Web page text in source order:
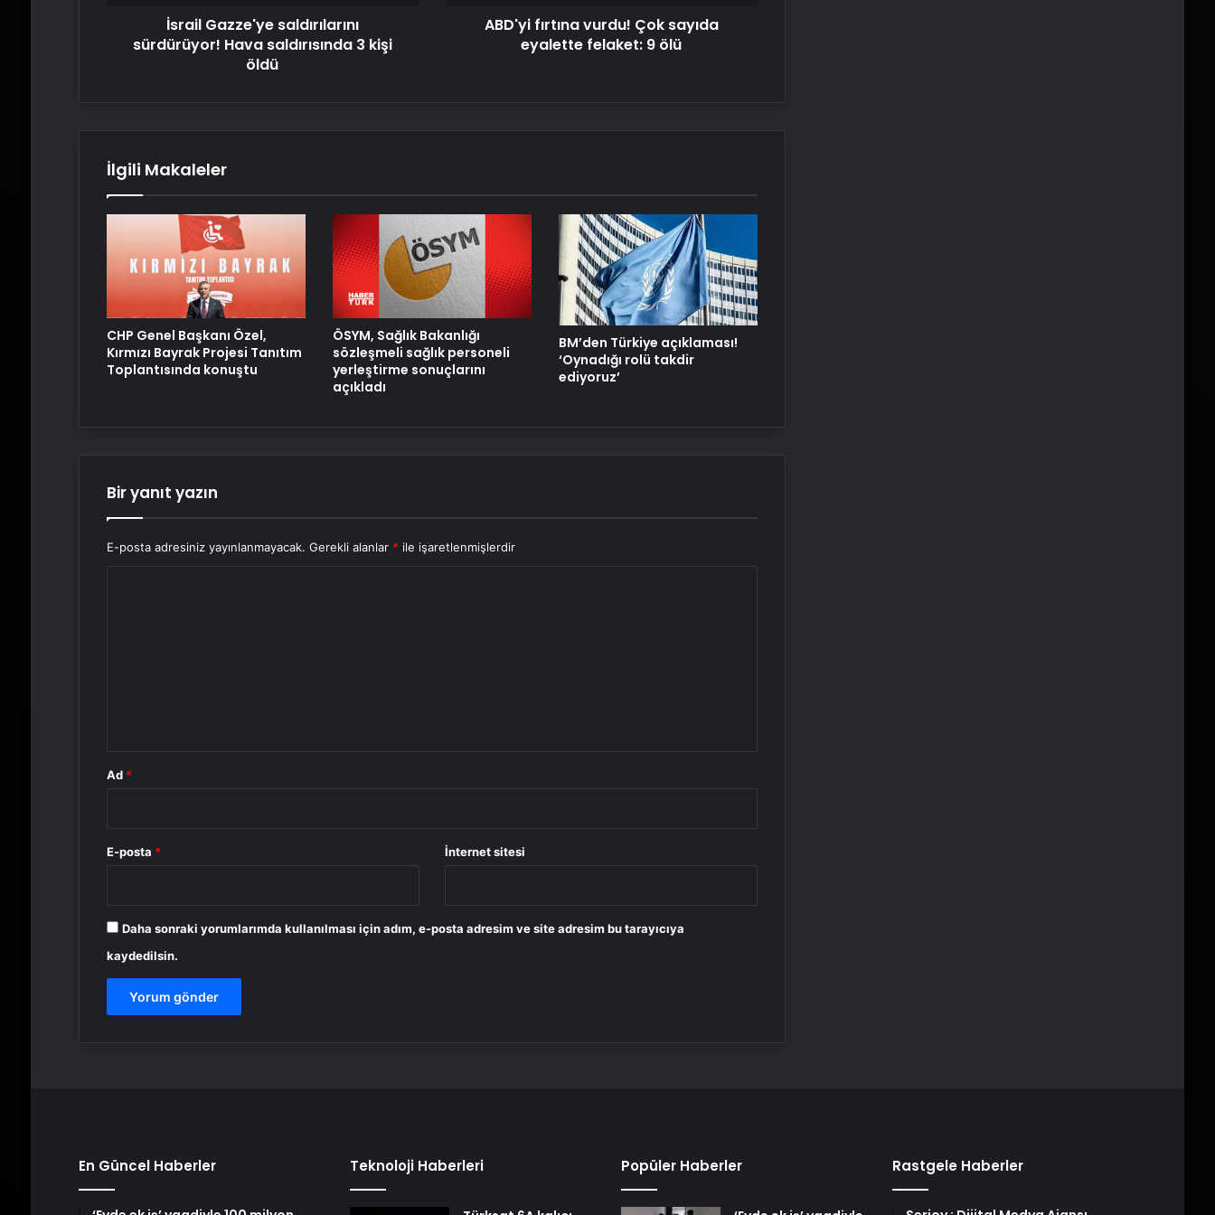
İsrail Gazze'ye saldırılarını
sürdürüyor! Hava saldırısında 3 kişi
öldü
ABD'yi fırtına vurdu! Çok sayıda
eyalette felaket: 9 ölü
İlgili Makaleler
CHP Genel Başkanı Özel,
Kırmızı Bayrak Projesi Tanıtım
Toplantısında konuştu
ÖSYM, Sağlık Bakanlığı
sözleşmeli sağlık personeli
yerleştirme sonuçlarını
açıkladı
BM’den Türkiye açıklaması!
‘Oynadığı rolü takdir
ediyoruz’
Bir yanıt yazın
E-posta adresiniz yayınlanmayacak. Gerekli alanlar * ile işaretlenmişlerdir
Ad *
E-posta * İnternet sitesi
Daha sonraki yorumlarımda kullanılması için adım, e-posta adresim ve site adresim bu tarayıcıya
kaydedilsin.
En Güncel Haberler Teknoloji Haberleri Popüler Haberler Rastgele Haberler